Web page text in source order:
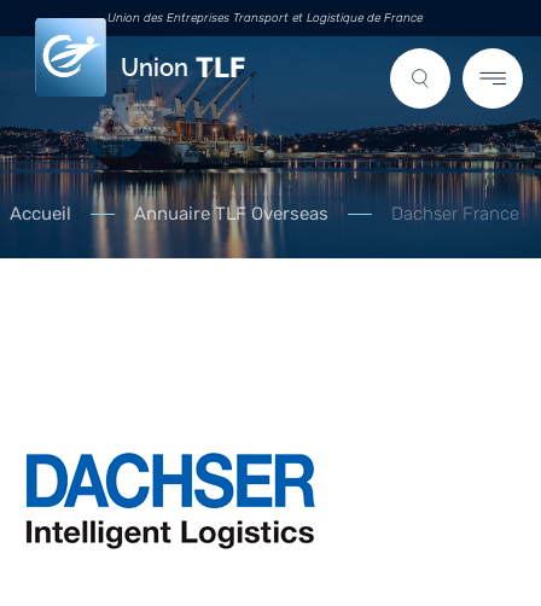
Union des Entreprises Transport et Logistique de France
Union
Accueil Annuaire TLF Overseas Dachser France